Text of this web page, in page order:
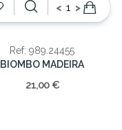
< >
Ref: 989.24455
BIOMBO MADEIRA
21,00 €